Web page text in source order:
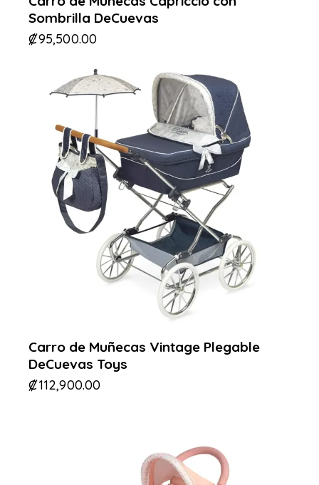
Sombrilla DeCuevas
₡95,500.00
Carro de Muñecas Vintage Plegable
DeCuevas Toys
₡112,900.00